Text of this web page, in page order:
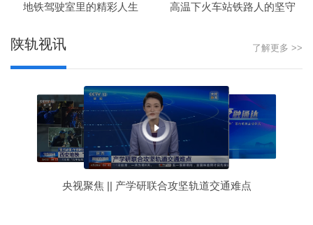
地铁驾驶室里的精彩人生 高温下火车站铁路人的坚守
陕轨视讯 了解更多 >>
央视聚焦 || 产学研联合攻坚轨道交通难点